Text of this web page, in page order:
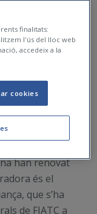
han renovat
és el
que s’ha
de FIATC a
finalitats:
l'ús del lloc web
accedeix a la
cookies